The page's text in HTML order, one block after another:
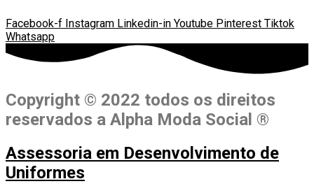
Facebook-f Instagram Linkedin-in Youtube Pinterest Tiktok
Whatsapp
Copyright © 2022 todos os direitos
reservados a Alpha Moda Social ®
Assessoria em Desenvolvimento de
Uniformes